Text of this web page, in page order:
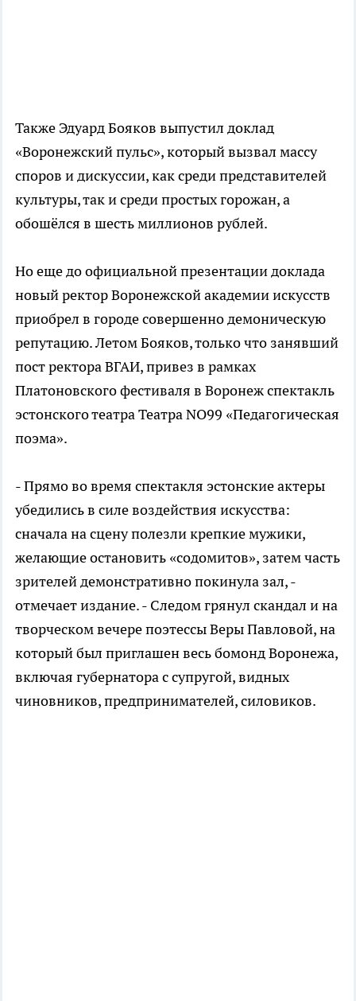
Также Эдуард Бояков выпустил доклад
«Воронежский пульс», который вызвал массу
споров и дискуссии, как среди представителей
культуры, так и среди простых горожан, а
обошёлся в шесть миллионов рублей.
Но еще до официальной презентации доклада
новый ректор Воронежской академии искусств
приобрел в городе совершенно демоническую
репутацию. Летом Бояков, только что занявший
пост ректора ВГАИ, привез в рамках
Платоновского фестиваля в Воронеж спектакль
эстонского театра Театра NO99 «Педагогическая
поэма».
- Прямо во время спектакля эстонские актеры
убедились в силе воздействия искусства:
сначала на сцену полезли крепкие мужики,
желающие остановить «содомитов», затем часть
зрителей демонстративно покинула зал, -
отмечает издание. - Следом грянул скандал и на
творческом вечере поэтессы Веры Павловой, на
который был приглашен весь бомонд Воронежа,
включая губернатора с супругой, видных
чиновников, предпринимателей, силовиков.